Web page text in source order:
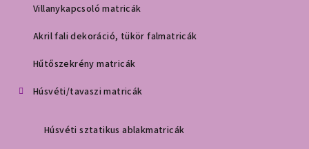
Villanykapcsoló matricák
Akril fali dekoráció, tükör falmatricák
Hűtőszekrény matricák
Húsvéti/tavaszi matricák
Húsvéti sztatikus ablakmatricák